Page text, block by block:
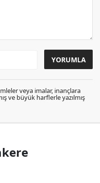
veya imalar, inançlara
ve büyük harflerle yazılmış